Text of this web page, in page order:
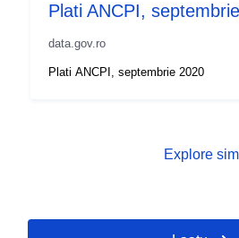
Plati ANCPI,
data.gov.ro
Plati ANCPI, septembrie 2020
Explore